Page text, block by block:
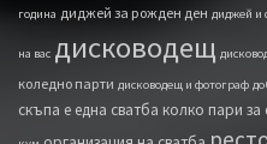
година диджей за рожден ден диджей и
на вас дисководещ
коледно парти дисководещ и фотограф
скъпа е една сватба колко пари за